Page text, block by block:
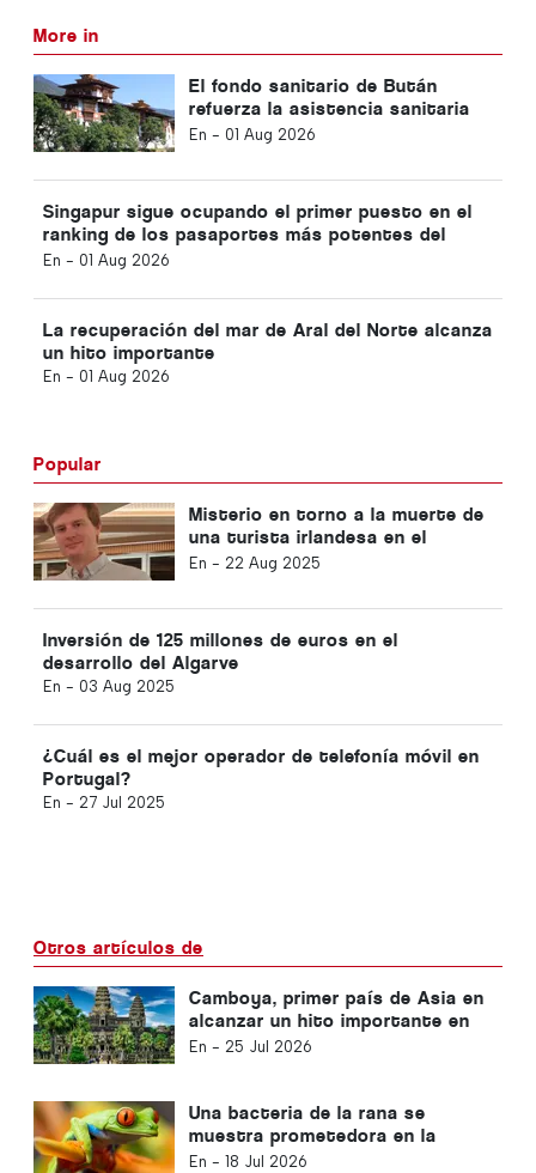
More in
El fondo sanitario de Bután
refuerza la asistencia sanitaria
universal
En - 01 Aug 2026
Singapur sigue ocupando el primer puesto en el
ranking de los pasaportes más potentes del
mundo
En - 01 Aug 2026
La recuperación del mar de Aral del Norte alcanza
un hito importante
En - 01 Aug 2026
Popular
Misterio en torno a la muerte de
una turista irlandesa en el
Algarve
En - 22 Aug 2025
Inversión de 125 millones de euros en el
desarrollo del Algarve
En - 03 Aug 2025
¿Cuál es el mejor operador de telefonía móvil en
Portugal?
En - 27 Jul 2025
Otros artículos de
Camboya, primer país de Asia en
alcanzar un hito importante en
la lucha contra el VIH
En - 25 Jul 2026
Una bacteria de la rana se
muestra prometedora en la
lucha contra el cáncer
En - 18 Jul 2026